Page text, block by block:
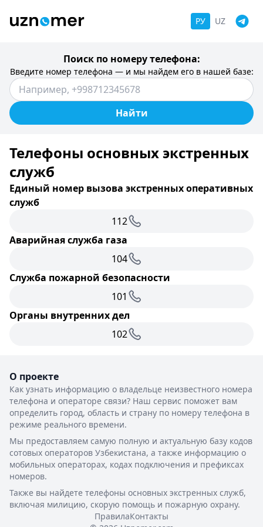
РУ UZ
Поиск по номеру телефона:
Введите номер телефона — и мы найдем его в нашей базе:
Найти
Телефоны основных экстренных
служб
Единый номер вызова экстренных оперативных
служб
112
Аварийная служба газа
104
Служба пожарной безопасности
101
Органы внутренних дел
102
О проекте
Как узнать информацию о владельце неизвестного номера
телефона и операторе связи? Наш сервис поможет вам
определить город, область и страну по номеру телефона в
режиме реального времени.
Мы предоставляем самую полную и актуальную базу кодов
сотовых операторов Узбекистана, а также информацию о
мобильных операторах, кодах подключения и префиксах
номеров.
Также вы найдете телефоны основных экстренных служб,
включая милицию, скорую помощь и пожарную охрану.
ПравилаКонтакты